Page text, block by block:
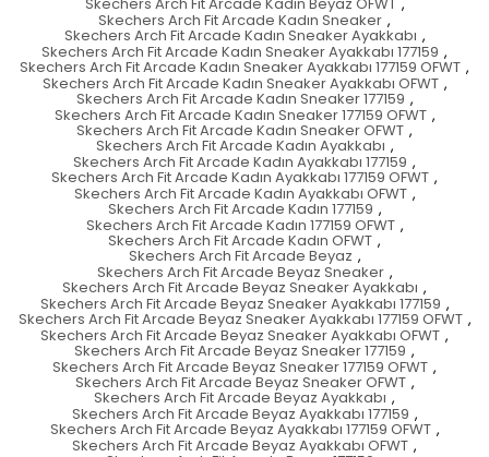
Skechers Arch Fit Arcade Kadın Beyaz OFWT ,
Skechers Arch Fit Arcade Kadın Sneaker ,
Skechers Arch Fit Arcade Kadın Sneaker Ayakkabı ,
Skechers Arch Fit Arcade Kadın Sneaker Ayakkabı 177159 ,
Skechers Arch Fit Arcade Kadın Sneaker Ayakkabı 177159 OFWT ,
Skechers Arch Fit Arcade Kadın Sneaker Ayakkabı OFWT ,
Skechers Arch Fit Arcade Kadın Sneaker 177159 ,
Skechers Arch Fit Arcade Kadın Sneaker 177159 OFWT ,
Skechers Arch Fit Arcade Kadın Sneaker OFWT ,
Skechers Arch Fit Arcade Kadın Ayakkabı ,
Skechers Arch Fit Arcade Kadın Ayakkabı 177159 ,
Skechers Arch Fit Arcade Kadın Ayakkabı 177159 OFWT ,
Skechers Arch Fit Arcade Kadın Ayakkabı OFWT ,
Skechers Arch Fit Arcade Kadın 177159 ,
Skechers Arch Fit Arcade Kadın 177159 OFWT ,
Skechers Arch Fit Arcade Kadın OFWT ,
Skechers Arch Fit Arcade Beyaz ,
Skechers Arch Fit Arcade Beyaz Sneaker ,
Skechers Arch Fit Arcade Beyaz Sneaker Ayakkabı ,
Skechers Arch Fit Arcade Beyaz Sneaker Ayakkabı 177159 ,
Skechers Arch Fit Arcade Beyaz Sneaker Ayakkabı 177159 OFWT ,
Skechers Arch Fit Arcade Beyaz Sneaker Ayakkabı OFWT ,
Skechers Arch Fit Arcade Beyaz Sneaker 177159 ,
Skechers Arch Fit Arcade Beyaz Sneaker 177159 OFWT ,
Skechers Arch Fit Arcade Beyaz Sneaker OFWT ,
Skechers Arch Fit Arcade Beyaz Ayakkabı ,
Skechers Arch Fit Arcade Beyaz Ayakkabı 177159 ,
Skechers Arch Fit Arcade Beyaz Ayakkabı 177159 OFWT ,
Skechers Arch Fit Arcade Beyaz Ayakkabı OFWT ,